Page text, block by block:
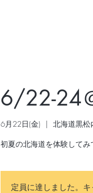
6/22-24
6月22日(金)
  |
北海道黒松
定員に達しました。キ